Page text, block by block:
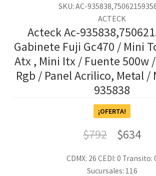
SKU: AC-
ACTECK
Acteck Ac-
Gabinete Fuji Gc470 / Mini
Atx , Mini Itx / Fuente 500w
Rgb / Panel Acrilico, Metal /
935838
¡OFERTA!
$792 $634
CDMX: 26 CEDI: 0 Transito:
Sucursales: 116